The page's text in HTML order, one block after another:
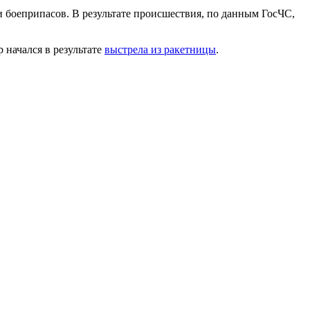
боеприпасов. В результате происшествия, по данным ГосЧС,
в результате выстрела из ракетницы.